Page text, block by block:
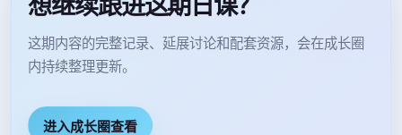
想继续跟进这期日课？
这期内容的完整记录、延展讨论和配套资源，会在成长圈
内持续整理更新。
进入成长圈查看